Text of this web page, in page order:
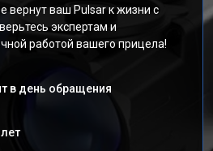
вернут ваш Pulsar к жизни с
экспертам и
работой вашего прицела!
в день обращения